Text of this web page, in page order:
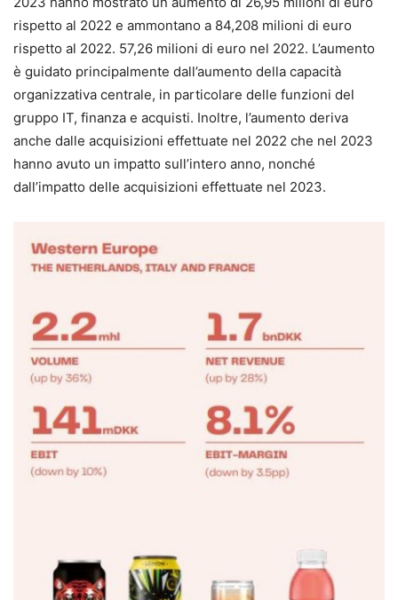
rispetto al 2022 e ammontano a 84,208 milioni di euro
rispetto al 2022. 57,26 milioni di euro nel 2022. L’aumento
è guidato principalmente dall’aumento della capacità
organizzativa centrale, in particolare delle funzioni del
gruppo IT, finanza e acquisti. Inoltre, l’aumento deriva
anche dalle acquisizioni effettuate nel 2022 che nel 2023
hanno avuto un impatto sull’intero anno, nonché
dall’impatto delle acquisizioni effettuate nel 2023.